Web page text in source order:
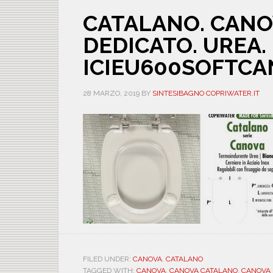
CATALANO.
DEDICATO.
28 MARZO, 2019BY SINTESIBAGNO COPRIWATER.IT
FILED UNDER: CANOVA, CATALANO
TAGGED WITH: CANOVA, CANOVA CATALANO, CANOVA